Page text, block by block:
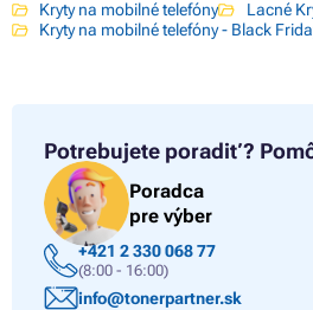
Kryty na mobilné telefóny
Lacné
Kryty na mobilné telefóny - Black
Potrebujete poradiť?
Poradca
pre výber
+421 2 330 068 77
(8:00 - 16:00)
info@tonerpartner.sk